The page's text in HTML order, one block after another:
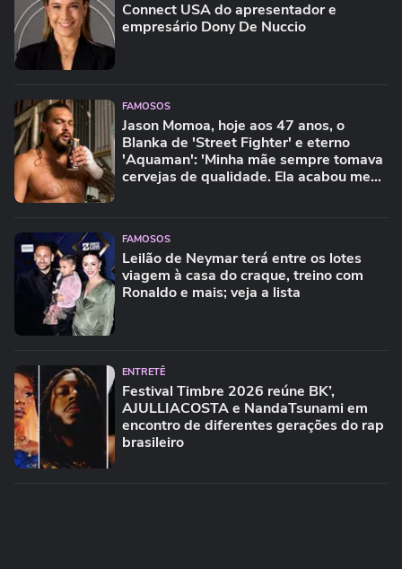
Connect USA do apresentador e
empresário Dony De Nuccio
FAMOSOS
Jason Momoa, hoje aos 47 anos, o
Blanka de 'Street Fighter' e eterno
'Aquaman': 'Minha mãe sempre tomava
cervejas de qualidade. Ela acabou me
FAMOSOS
Leilão de Neymar terá entre os lotes
viagem à casa do craque, treino com
Ronaldo e mais; veja a lista
ENTRETÊ
Festival Timbre 2026 reúne BK’,
AJULLIACOSTA e NandaTsunami em
encontro de diferentes gerações do rap
brasileiro